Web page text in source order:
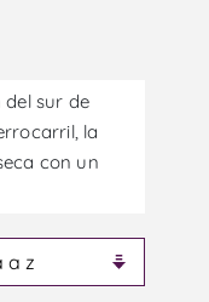
sur de
la
con un